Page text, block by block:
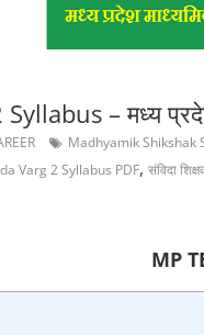
– मध्य प्रदेश
Madhyamik Shikshak
Varg 2 Syllabus PDF, संविदा
MP